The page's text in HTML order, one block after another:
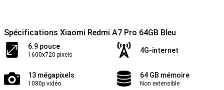
Spécifications Xiaomi Redmi A7 Pro 64GB Bleu
6.9 pouce
1600x720 pixels
4G-internet
13 mégapixels
1080p vidéo
64 GB mémoire
Non extensible